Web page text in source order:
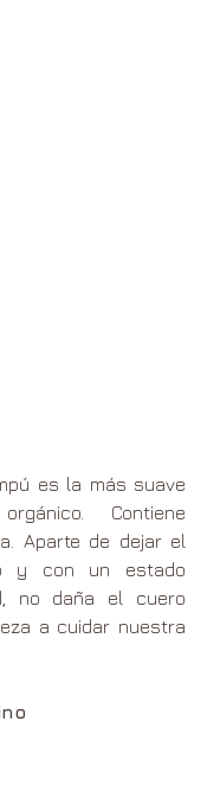
es la más suave
Contiene
Aparte de dejar el
y con un estado
no daña el cuero
a cuidar nuestra